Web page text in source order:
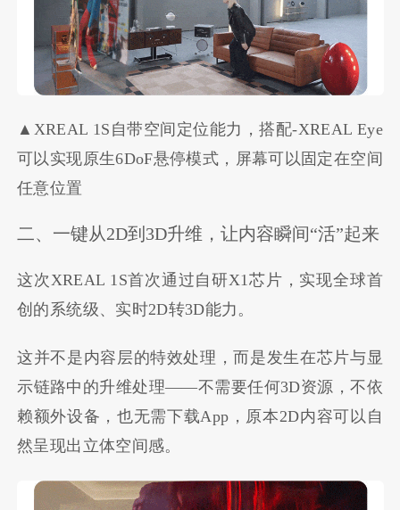
▲XREAL 1S自带空间定位能力，搭配-XREAL Eye
可以实现原生6DoF悬停模式，屏幕可以固定在空间
任意位置
二、一键从2D到3D升维，让内容瞬间“活”起来
这次XREAL 1S首次通过自研X1芯片，实现全球首
创的系统级、实时2D转3D能力。
这并不是内容层的特效处理，而是发生在芯片与显
示链路中的升维处理——不需要任何3D资源，不依
赖额外设备，也无需下载App，原本2D内容可以自
然呈现出立体空间感。